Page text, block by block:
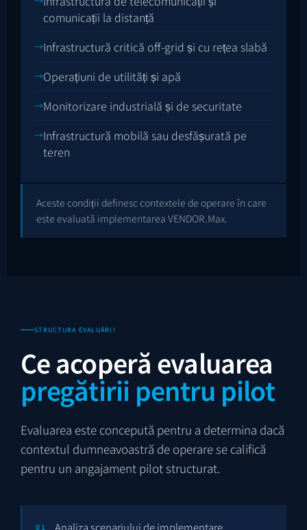
comunicații la distanță
Infrastructură critică off-grid și cu rețea slabă
Operațiuni de utilități și apă
Monitorizare industrială și de securitate
Infrastructură mobilă sau desfășurată pe
teren
Aceste condiții definesc contextele de operare în care
este evaluată implementarea VENDOR.Max.
STRUCTURA EVALUĂRII
Ce acoperă evaluarea
pregătirii pentru pilot
Evaluarea este concepută pentru a determina dacă
contextul dumneavoastră de operare se califică
pentru un angajament pilot structurat.
01 Analiza scenariului de implementare